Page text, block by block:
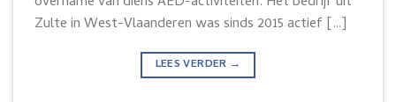
Zulte in West-Vlaanderen was sinds 2015 actief […]
LEES VERDER →